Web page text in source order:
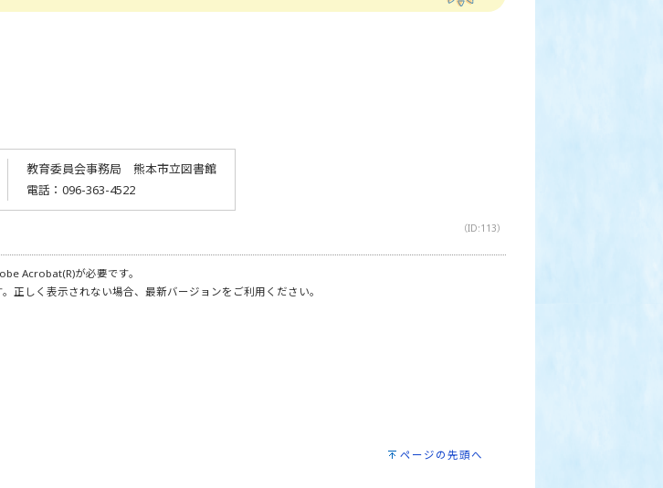
教育委員会事務局 熊本市立図書館
電話：096-363-4522
（ID:113）
Acrobat(R)が必要です。
正しく表示されない場合、最新バージョンをご利用ください。
ページの先頭へ